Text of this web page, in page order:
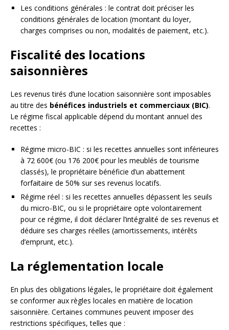
Les conditions générales : le contrat doit préciser les
conditions générales de location (montant du loyer,
charges comprises ou non, modalités de paiement, etc.).
Fiscalité des locations
saisonnières
Les revenus tirés d’une location saisonnière sont imposables
au titre des bénéfices industriels et commerciaux (BIC).
Le régime fiscal applicable dépend du montant annuel des
recettes :
Régime micro-BIC : si les recettes annuelles sont inférieures
à 72 600€ (ou 176 200€ pour les meublés de tourisme
classés), le propriétaire bénéficie d’un abattement
forfaitaire de 50% sur ses revenus locatifs.
Régime réel : si les recettes annuelles dépassent les seuils
du micro-BIC, ou si le propriétaire opte volontairement
pour ce régime, il doit déclarer l’intégralité de ses revenus et
déduire ses charges réelles (amortissements, intérêts
d’emprunt, etc.).
La réglementation locale
En plus des obligations légales, le propriétaire doit également
se conformer aux règles locales en matière de location
saisonnière. Certaines communes peuvent imposer des
restrictions spécifiques, telles que :